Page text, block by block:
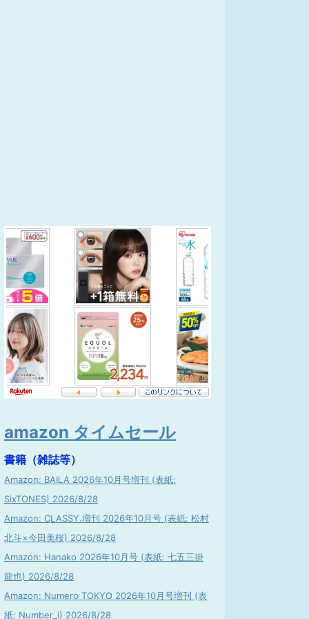
amazon タイムセール
書籍（雑誌等）
Amazon: BAILA 2026年10月号増刊 (表紙:
SixTONES) 2026/8/28
Amazon: CLASSY.増刊 2026年10月号 (表紙: 松村
北斗×今田美桜) 2026/8/28
Amazon: Hanako 2026年10月号 (表紙: 七五三掛
龍也) 2026/8/28
Amazon: Numero TOKYO 2026年10月号増刊 (表
紙: Number_i) 2026/8/28